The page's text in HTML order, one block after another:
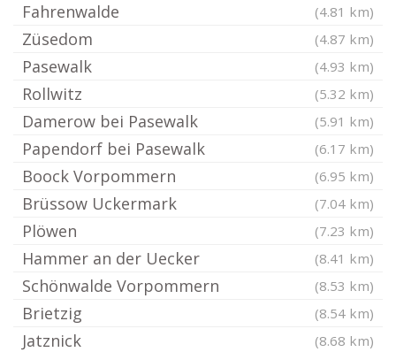
Fahrenwalde (4.81 km)
Züsedom (4.87 km)
Pasewalk (4.93 km)
Rollwitz (5.32 km)
Damerow bei Pasewalk (5.91 km)
Papendorf bei Pasewalk (6.17 km)
Boock Vorpommern (6.95 km)
Brüssow Uckermark (7.04 km)
Plöwen (7.23 km)
Hammer an der Uecker (8.41 km)
Schönwalde Vorpommern (8.53 km)
Brietzig (8.54 km)
Jatznick (8.68 km)